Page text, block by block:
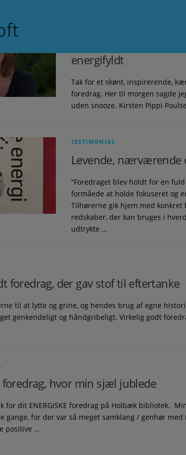
energifyldt
Tak for et skønt, inspirerende,
foredrag. Her til morgen sagde
uden snooze. Kirsten Pippi
TESTIMONIAL
Levende, nærværende
“Foredraget blev holdt for en
formåede at holde fokuseret og
Tilhørerne gik hjem med konkret
redskaber, der kan bruges i
udtrykte …
foredrag, der gav stof til eftertanke
til at lytte og grine, og hendes brug af egne
genkendeligt og håndgribeligt. Virkelig godt
foredrag, hvor min sjæl jublede
for dit ENERGISKE foredrag på Holbæk bibliotek.
gange, for der var så meget samklang / genhør med
positive …